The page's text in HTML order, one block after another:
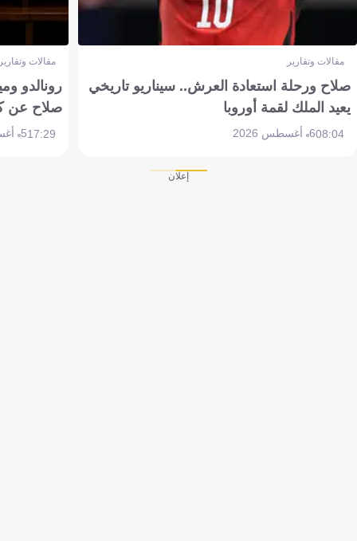
مقالات وتقارير
صلاح ورحلة استعادة العرش.. سيناريو تاريخي
يعيد الملك لقمة أوروبا
08:046 أغسطس 2026
مقالات
رونالدو
صلاح عن
17:295 أغسطس 2026
إعلان